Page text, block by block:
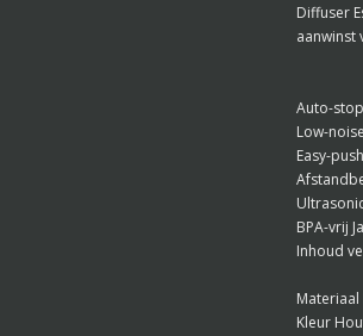
Diffuser
aanwinst
Auto-
Low-
Easy-
BPA-vrij Ja
Inhoud
Kleur